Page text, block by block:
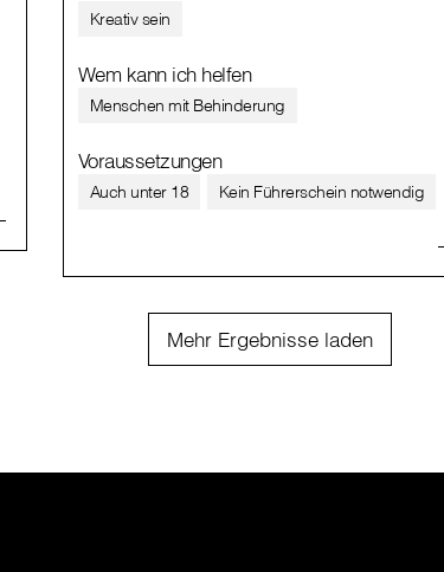
Kreativ sein
Wem kann ich helfen
Menschen mit Behinderung
Voraussetzungen
Auch unter 18 Kein Führerschein notwendig
Mehr Ergebnisse laden